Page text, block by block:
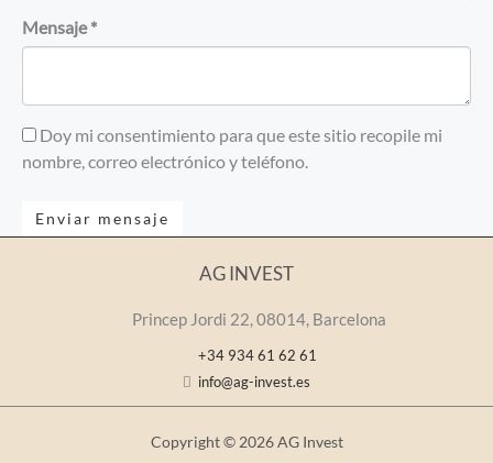
Mensaje *
Doy mi consentimiento para que este sitio recopile mi
nombre, correo electrónico y teléfono.
Enviar mensaje
AG INVEST
Princep Jordi 22, 08014, Barcelona
+34 934 61 62 61
info@ag-invest.es
Copyright © 2026 AG Invest